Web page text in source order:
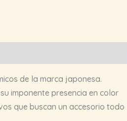
de la marca japonesa.
imponente presencia en color
que buscan un accesorio todo